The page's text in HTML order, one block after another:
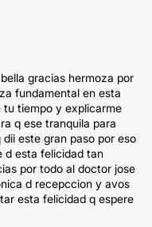
gracias hermoza por
fundamental en esta
tiempo y explicarme
q ese tranquila para
este gran paso por eso
d esta felicidad tan
por todo al doctor jose
d recepccion y avos
esta felicidad q espere